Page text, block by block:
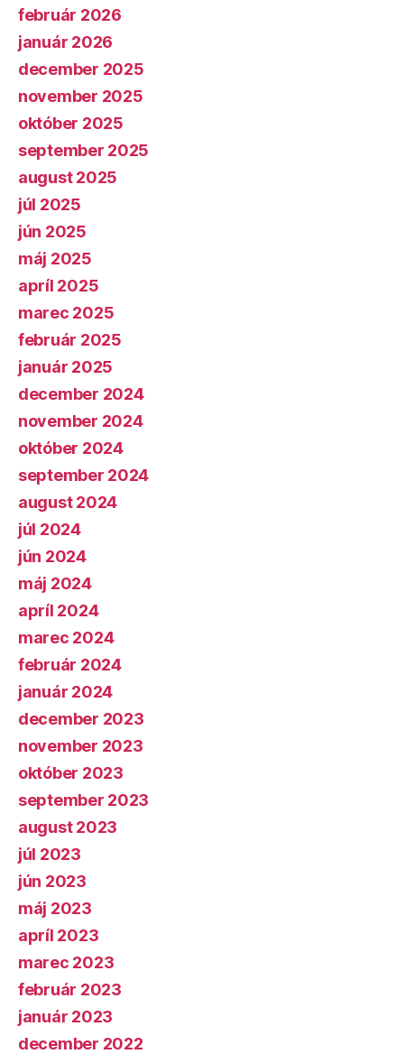
február 2026
január 2026
december 2025
november 2025
október 2025
september 2025
august 2025
júl 2025
jún 2025
máj 2025
apríl 2025
marec 2025
február 2025
január 2025
december 2024
november 2024
október 2024
september 2024
august 2024
júl 2024
jún 2024
máj 2024
apríl 2024
marec 2024
február 2024
január 2024
december 2023
november 2023
október 2023
september 2023
august 2023
júl 2023
jún 2023
máj 2023
apríl 2023
marec 2023
február 2023
január 2023
december 2022